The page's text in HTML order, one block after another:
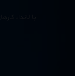
با لاندا،